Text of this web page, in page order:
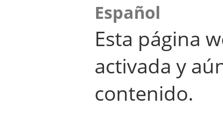
Español
Esta página
activada y
contenido.